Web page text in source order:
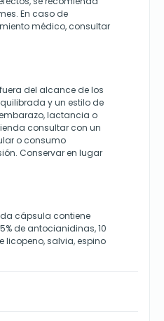
En caso de
médico, consultar
del alcance de los
y un estilo de
lactancia o
consultar con un
o consumo
Conservar en lugar
cápsula contiene
de antocianidinas, 10
licopeno, salvia, espino